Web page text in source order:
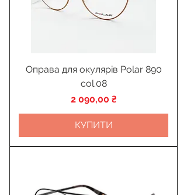
Оправа для окулярів Polar 890
col.08
Ціна
2 090,00 ₴
КУПИТИ